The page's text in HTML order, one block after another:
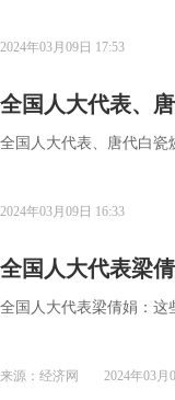
2024年03月09日 17:53
全国人大代表、
全国人大代表、唐代白瓷
2024年03月09日 16:33
全国人大代表梁
全国人大代表梁倩娟：这
来源：经济网 2024年03月